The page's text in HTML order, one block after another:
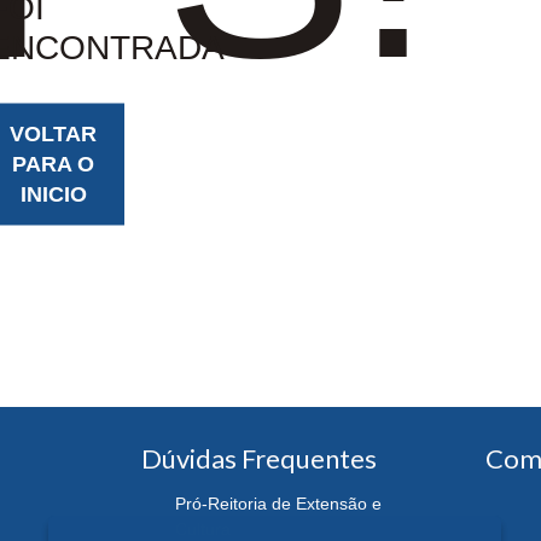
VOLTAR
PARA O
INICIO
Dúvidas Frequentes
Pró-Reitoria de Extensão e